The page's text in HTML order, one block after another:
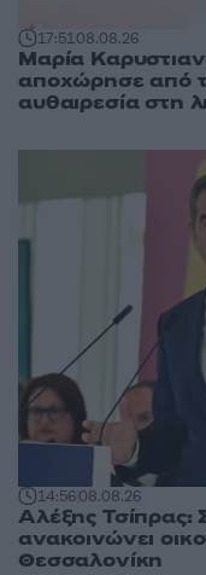
17:5108.08.26
Μαρία
αποχώρησε από
αυθαιρεσία
14:5608.08.26
Αλέξης Τσίπρας:
ανακοινώνει
Θεσσαλονίκη